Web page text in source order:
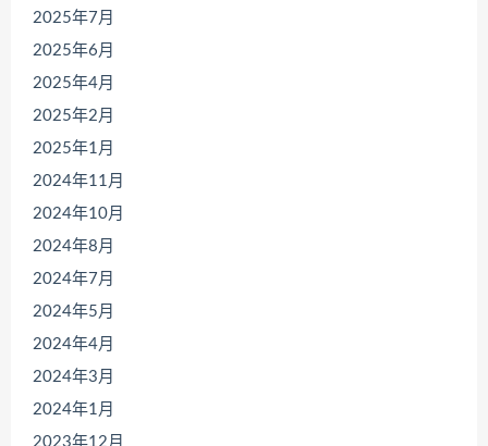
2025年7月
2025年6月
2025年4月
2025年2月
2025年1月
2024年11月
2024年10月
2024年8月
2024年7月
2024年5月
2024年4月
2024年3月
2024年1月
2023年12月